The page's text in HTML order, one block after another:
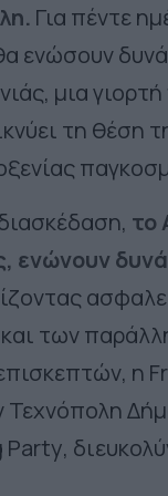
Για πέντε
ενώσουν
μια γιορτή
τη θέση
το
ενώνουν
και των
η
Τεχνόπολη
Party,